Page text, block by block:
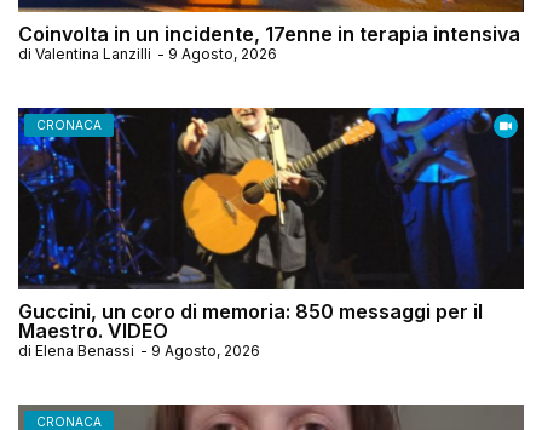
Coinvolta in un incidente, 17enne in terapia intensiva
di Valentina Lanzilli - 9 Agosto, 2026
CRONACA
Guccini, un coro di memoria: 850 messaggi per il
Maestro. VIDEO
di Elena Benassi - 9 Agosto, 2026
CRONACA